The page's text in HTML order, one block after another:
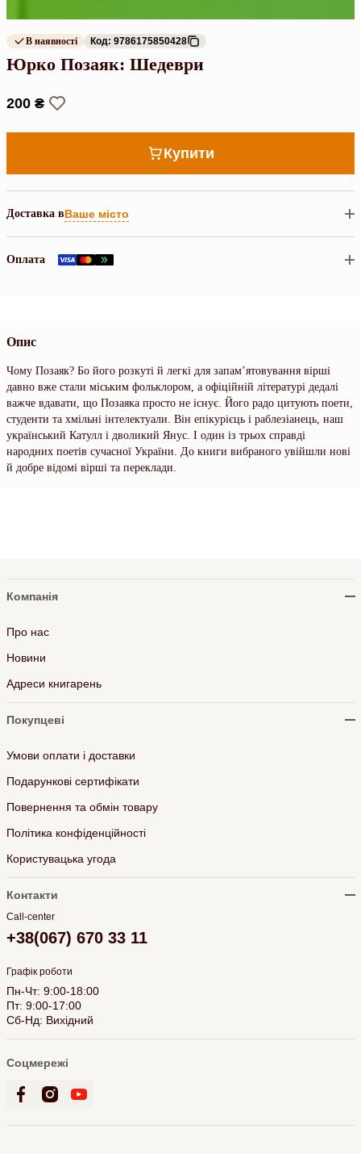
В наявності Код: 9786175850428
Юрко Позаяк: Шедеври
200 ₴
Купити
Доставка вВаше місто
Оплата
Опис
Чому Позаяк? Бо його розкуті й легкі для запам’ятовування вірші
давно вже стали міським фольклором, а офіційній літературі дедалі
важче вдавати, що Позаяка просто не існує. Його радо цитують поети,
студенти та хмільні інтелектуали. Він епікурієць і раблезіанець, наш
український Катулл і дволикий Янус. І один із трьох справді
народних поетів сучасної України. До книги вибраного увійшли нові
й добре відомі вірші та переклади.
Компанія
Про нас
Новини
Адреси книгарень
Покупцеві
Умови оплати і доставки
Подарункові сертифікати
Повернення та обмін товару
Політика конфіденційності
Користувацька угода
Контакти
Call-center
+38(067) 670 33 11
Графік роботи
Пн-Чт: 9:00-18:00
Пт: 9:00-17:00
Сб-Нд: Вихідний
Соцмережі